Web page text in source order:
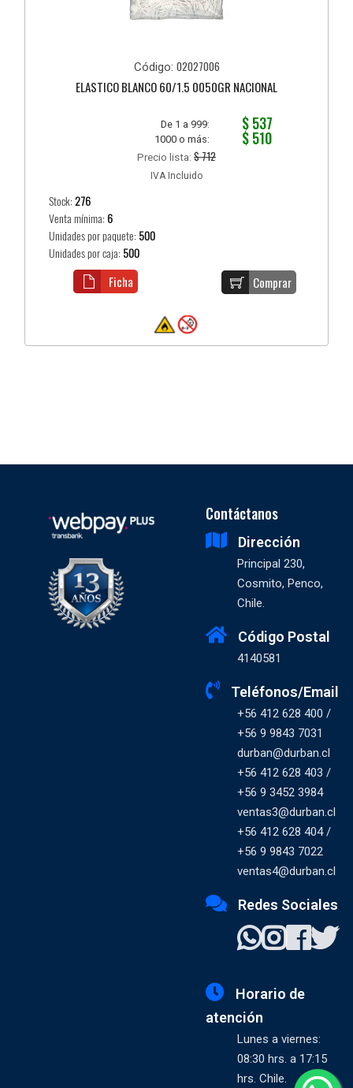
Código: 02027006
ELASTICO BLANCO 60/1.5 0050GR NACIONAL
De 1 a 999: $ 537
1000 o más: $ 510
Precio lista: $ 712
IVA Incluido
Stock:276
Venta mínima: 6
Unidades por paquete: 500
Unidades por caja: 500
Comprar
Ficha
Contáctanos
Dirección
Principal 230,
Cosmito, Penco,
Chile.
Código Postal
4140581
Teléfonos/Email
+56 412 628 400 /
+56 9 9843 7031
durban@durban.cl
+56 412 628 403 /
+56 9 3452 3984
ventas3@durban.cl
+56 412 628 404 /
+56 9 9843 7022
ventas4@durban.cl
Redes Sociales
Horario de
atención
Lunes a viernes:
08:30 hrs. a 17:15
hrs. Chile.